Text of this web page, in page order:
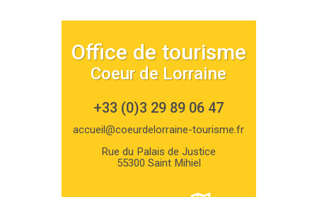
Office de tourisme
Coeur de Lorraine
+33 (0)3 29 89 06 47
accueil@coeurdelorraine-tourisme.fr
Rue du Palais de Justice
55300 Saint Mihiel